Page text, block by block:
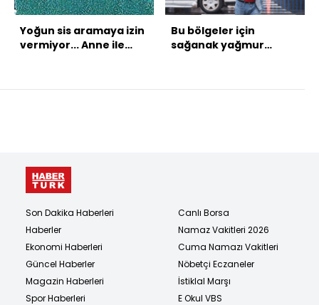
Yoğun sis aramaya izin
vermiyor... Anne ile
Bu bölgeler için
sağanak yağmur
Son Dakika Haberleri
Haberler
Ekonomi Haberleri
Güncel Haberler
Magazin Haberleri
Spor Haberleri
Canlı Borsa
Namaz Vakitleri 2026
Cuma Namazı Vakitleri
Nöbetçi Eczaneler
İstiklal Marşı
E Okul VBS